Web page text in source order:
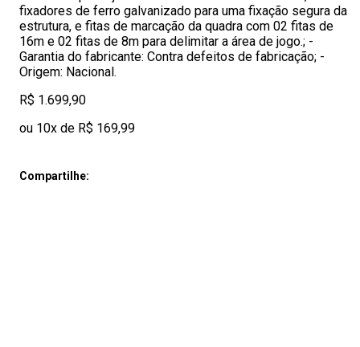
fixadores de ferro galvanizado para uma fixação segura da
estrutura, e fitas de marcação da quadra com 02 fitas de
16m e 02 fitas de 8m para delimitar a área de jogo.; -
Garantia do fabricante: Contra defeitos de fabricação; -
Origem: Nacional.
R$ 1.699,90
ou 10x de R$ 169,99
Compartilhe: